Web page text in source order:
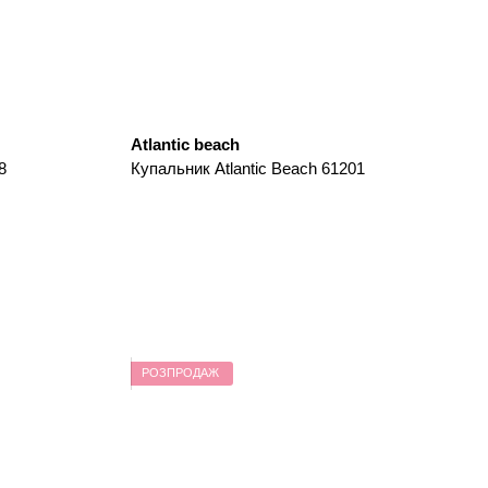
Atlantic beach
Купальник Atlantic Beach 61201
РОЗПРОДАЖ